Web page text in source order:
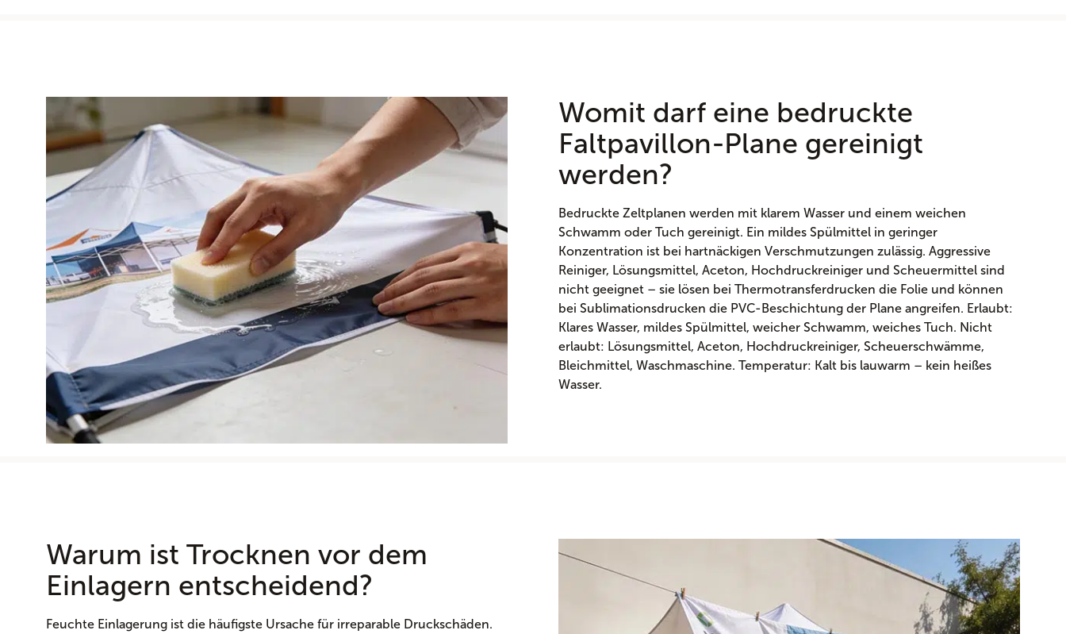
Womit darf eine bedruckte
Faltpavillon-Plane gereinigt
werden?
Bedruckte Zeltplanen werden mit klarem Wasser und einem weichen
Schwamm oder Tuch gereinigt. Ein mildes Spülmittel in geringer
Konzentration ist bei hartnäckigen Verschmutzungen zulässig. Aggressive
Reiniger, Lösungsmittel, Aceton, Hochdruckreiniger und Scheuermittel sind
nicht geeignet – sie lösen bei Thermotransferdrucken die Folie und können
bei Sublimationsdrucken die PVC-Beschichtung der Plane angreifen. Erlaubt:
Klares Wasser, mildes Spülmittel, weicher Schwamm, weiches Tuch. Nicht
erlaubt: Lösungsmittel, Aceton, Hochdruckreiniger, Scheuerschwämme,
Bleichmittel, Waschmaschine. Temperatur: Kalt bis lauwarm – kein heißes
Wasser.
Warum ist Trocknen vor dem
Einlagern entscheidend?
Feuchte Einlagerung ist die häufigste Ursache für irreparable Druckschäden.